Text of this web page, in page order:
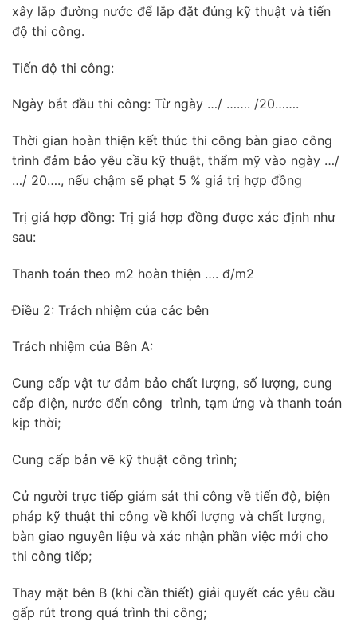
xây lắp đường nước để lắp đặt đúng kỹ thuật và tiến
độ thi công.
Tiến độ thi công:
Ngày bắt đầu thi công: Từ ngày …/ ……. /20…….
Thời gian hoàn thiện kết thúc thi công bàn giao công
trình đảm bảo yêu cầu kỹ thuật, thẩm mỹ vào ngày …/
…/ 20…., nếu chậm sẽ phạt 5 % giá trị hợp đồng
Trị giá hợp đồng: Trị giá hợp đồng được xác định như
sau:
Thanh toán theo m2 hoàn thiện …. đ/m2
Điều 2: Trách nhiệm của các bên
Trách nhiệm của Bên A:
Cung cấp vật tư đảm bảo chất lượng, số lượng, cung
cấp điện, nước đến công trình, tạm ứng và thanh toán
kịp thời;
Cung cấp bản vẽ kỹ thuật công trình;
Cử người trực tiếp giám sát thi công về tiến độ, biện
pháp kỹ thuật thi công về khối lượng và chất lượng,
bàn giao nguyên liệu và xác nhận phần việc mới cho
thi công tiếp;
Thay mặt bên B (khi cần thiết) giải quyết các yêu cầu
gấp rút trong quá trình thi công;